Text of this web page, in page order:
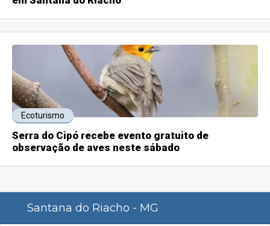
Ecoturismo
Serra do Cipó recebe evento gratuito de
observação de aves neste sábado
Santana do Riacho - MG